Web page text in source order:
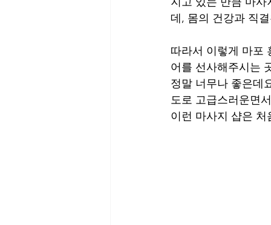
데, 몸의 건강과 직
따라서 이렇게 마포
어를 선사해주시는
정말 너무나 좋은데
도로 고급스러운면
이런 마사지 샵은 처